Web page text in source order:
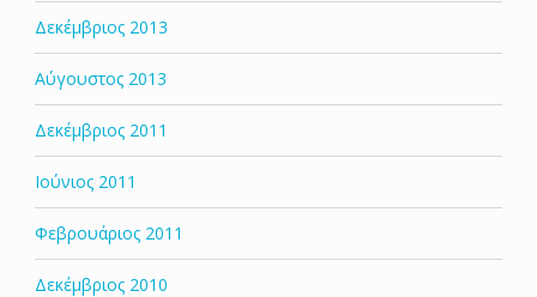
Δεκέμβριος 2013
Αύγουστος 2013
Δεκέμβριος 2011
Ιούνιος 2011
Φεβρουάριος 2011
Δεκέμβριος 2010